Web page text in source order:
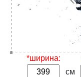
*ширина:
см